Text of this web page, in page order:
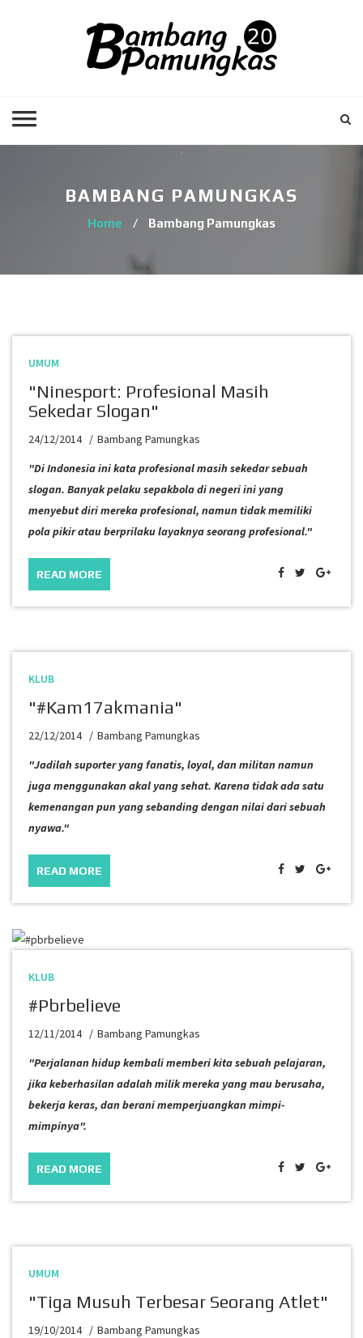
BAMBANG PAMUNGKAS
Home / Bambang Pamungkas
UMUM
"Ninesport: Profesional Masih
Sekedar Slogan"
24/12/2014
Bambang Pamungkas
"Di Indonesia ini kataprofesionalmasih sekedar sebuah
slogan. Banyak pelaku sepakbola di negeri ini yang
menyebut diri mereka profesional, namun tidak memiliki
pola pikir atau berprilaku layaknya seorang profesional."
READ MORE
KLUB
"#Kam17akmania"
22/12/2014
Bambang Pamungkas
"Jadilah suporter yang fanatis, loyal, dan militan namun
juga menggunakan akal yang sehat. Karena tidak ada satu
kemenangan pun yang sebanding dengan nilai dari sebuah
nyawa."
READ MORE
KLUB
#pbrbelieve
12/11/2014
Bambang Pamungkas
"Perjalanan hidup kembali memberi kita sebuah pelajaran,
jika keberhasilan adalah milik mereka yang mau berusaha,
bekerja keras, dan berani memperjuangkan mimpi-
mimpinya".
READ MORE
UMUM
"Tiga Musuh Terbesar Seorang Atlet"
19/10/2014
Bambang Pamungkas